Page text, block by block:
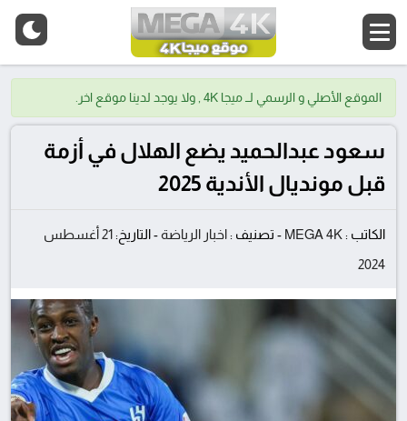
الموقع الأصلي و الرسمي لــ ميجا 4K , ولا يوجد لدينا موقع اخر.
سعود عبدالحميد يضع الهلال في أزمة
قبل مونديال الأندية 2025
الكاتب :MEGA 4K
- تصنيف :اخبار الرياضة-التاريخ:
21 أغسطس
2024